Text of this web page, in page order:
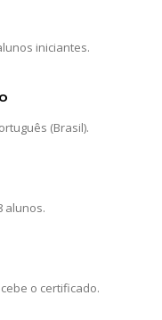
iniciantes.
(Brasil).
alunos.
o certificado.